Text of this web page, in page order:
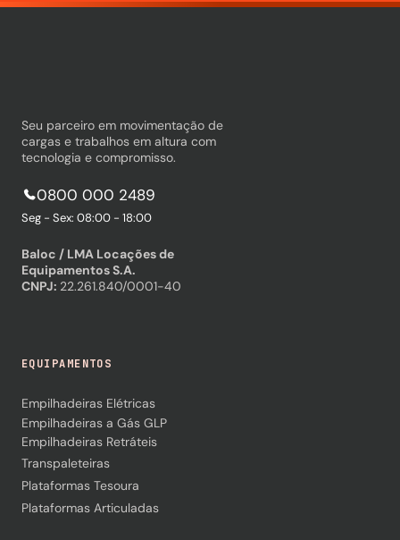
Seu parceiro em movimentação de
cargas e trabalhos em altura com
tecnologia e compromisso.
0800 000 2489
Seg - Sex: 08:00 - 18:00
Baloc / LMA Locações de
Equipamentos S.A.
CNPJ: 22.261.840/0001-40
EQUIPAMENTOS
Empilhadeiras Elétricas
Empilhadeiras a Gás GLP
Empilhadeiras Retráteis
Transpaleteiras
Plataformas Tesoura
Plataformas Articuladas